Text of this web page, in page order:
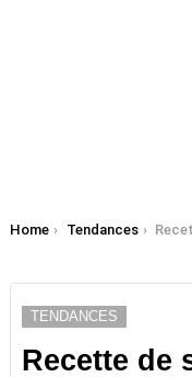
You are here:
Home Tendances Recette de scones
TENDANCES
Recette de